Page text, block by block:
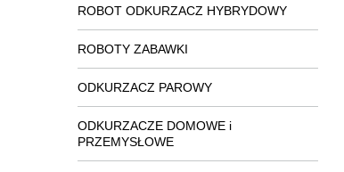
ROBOT ODKURZACZ HYBRYDOWY
ROBOTY ZABAWKI
ODKURZACZ PAROWY
ODKURZACZE DOMOWE i
PRZEMYSŁOWE